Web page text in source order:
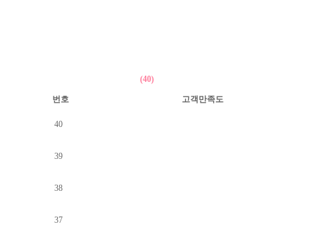
(40)
번호 고객만족도
40
39
38
37